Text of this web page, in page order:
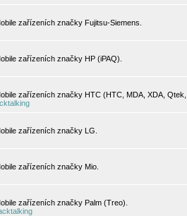
zařízeních značky Fujitsu-Siemens.
zařízeních značky HP (iPAQ).
zařízeních značky HTC (HTC, MDA, XDA,
zařízeních značky LG.
zařízeních značky Mio.
zařízeních značky Palm (Treo).